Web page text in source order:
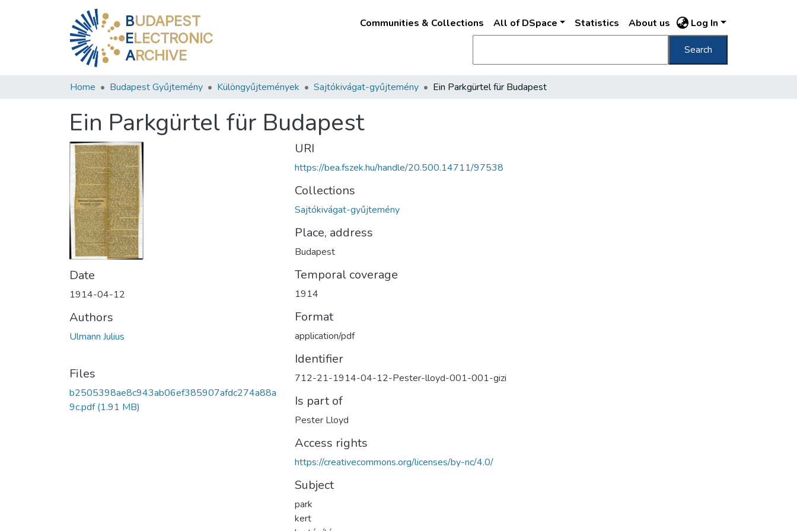
BUDAPEST
ELECTRONIC
ARCHIVE
Communities & Collections All of DSpace Statistics About us Log In
Search
Home Budapest Gyűjtemény Különgyűjtemények Sajtókivágat-gyűjtemény Ein Parkgürtel für Budapest
Ein Parkgürtel für Budapest
Date
1914-04-12
Authors
Ulmann Julius
Files
b2505398ae8c943ab06ef385907afdc274a88a
9c.pdf(1.91 MB)
URI
https://bea.fszek.hu/handle/20.500.14711/97538
Collections
Sajtókivágat-gyűjtemény
Place, address
Budapest
Temporal coverage
1914
Format
application/pdf
Identifier
712-21-1914-04-12-Pester-lloyd-001-001-gizi
Is part of
Pester Lloyd
Access rights
https://creativecommons.org/licenses/by-nc/4.0/
Subject
park
kert